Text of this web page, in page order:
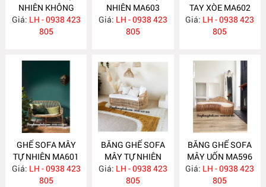
NHIÊN KHÔNG
TỰA MA604
Giá: LH - 0938 423
805
NHIÊN MA603
Giá: LH - 0938 423
805
TAY XÒE MA602
Giá: LH - 0938 423
805
GHẾ SOFA MÂY
TỰ NHIÊN MA601
Giá: LH - 0938 423
805
BĂNG GHẾ SOFA
MÂY TỰ NHIÊN
MA597
Giá: LH - 0938 423
805
BĂNG GHẾ SOFA
MÂY UỐN MA596
Giá: LH - 0938 423
805